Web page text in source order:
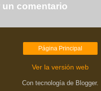
un comentario
Página Principal
Ver la versión web
Con tecnología de Blogger.